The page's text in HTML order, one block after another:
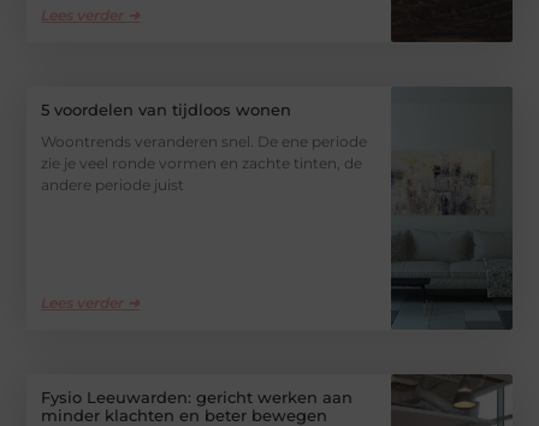
Lees verder ➜
5 voordelen van tijdloos wonen
Woontrends veranderen snel. De ene periode
zie je veel ronde vormen en zachte tinten, de
andere periode juist
Lees verder ➜
Fysio Leeuwarden: gericht werken aan
minder klachten en beter bewegen